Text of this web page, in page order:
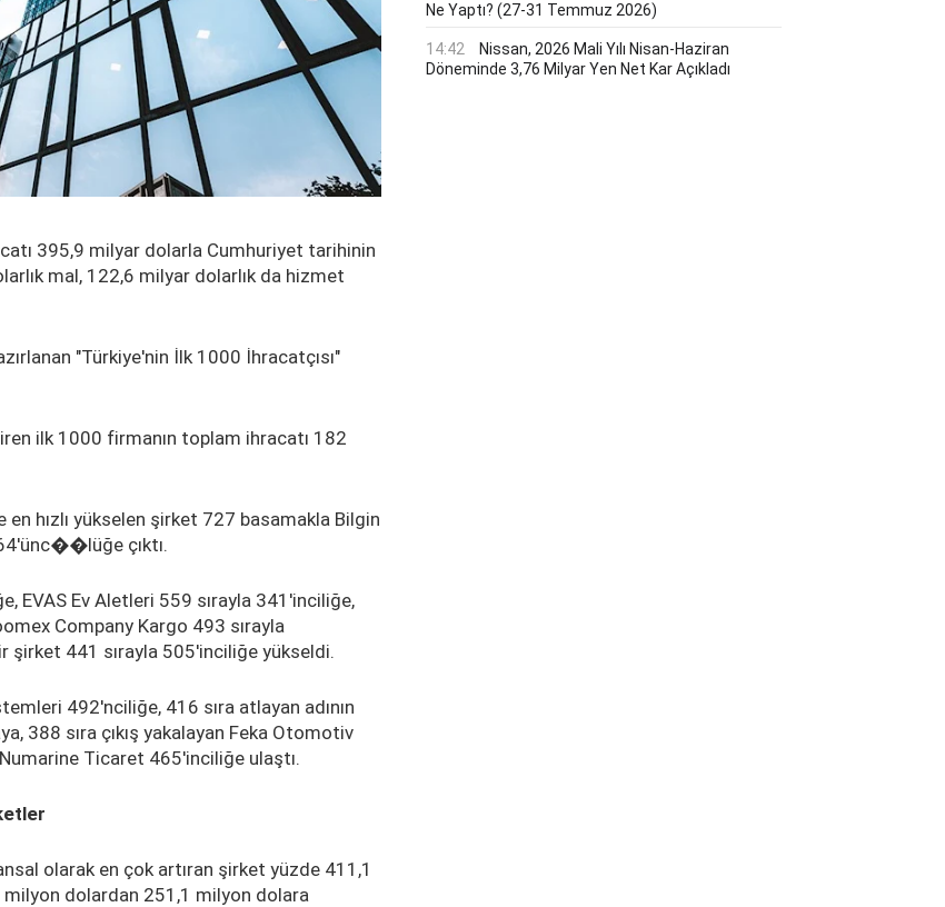
395,9 milyar dolarla Cumhuriyet tarihinin
mal, 122,6 milyar dolarlık da hizmet
"Türkiye'nin İlk 1000 İhracatçısı"
ilk 1000 firmanın toplam ihracatı 182
hızlı yükselen şirket 727 basamakla Bilgin
çıktı.
EVAS Ev Aletleri 559 sırayla 341'inciliğe,
Company Kargo 493 sırayla
şirket 441 sırayla 505'inciliğe yükseldi.
492'nciliğe, 416 sıra atlayan adının
388 sıra çıkış yakalayan Feka Otomotiv
Ticaret 465'inciliğe ulaştı.
olarak en çok artıran şirket yüzde 411,1
milyon dolardan 251,1 milyon dolara
Ne Yaptı? (27-31 Temmuz 2026)
14:42
Nissan, 2026 Mali Yılı Nisan-Haziran
Döneminde 3,76 Milyar Yen Net Kar Açıkladı